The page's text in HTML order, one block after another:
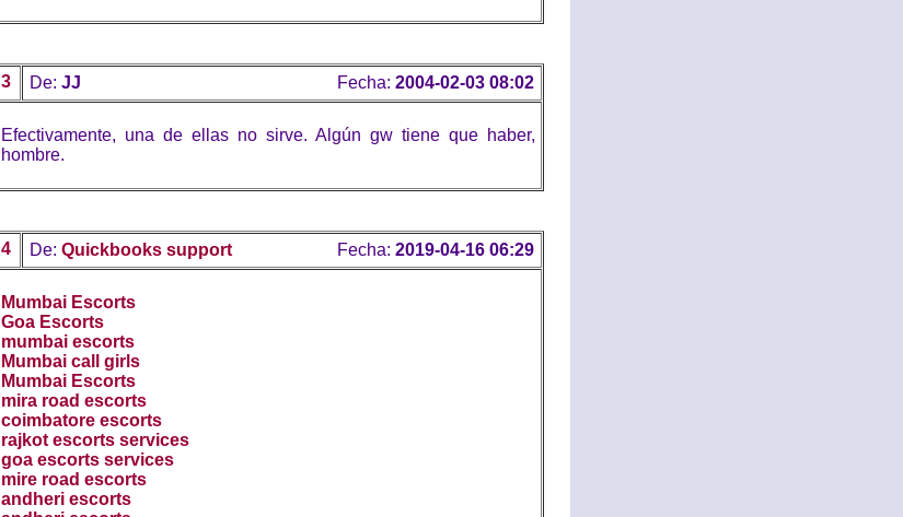
3 De: JJ Fecha: 2004-02-03 08:02
Efectivamente, una de ellas no sirve. Algún gw tiene que haber,
hombre.
4 De: Quickbooks support Fecha: 2019-04-16 06:29
Mumbai Escorts
Goa Escorts
mumbai escorts
Mumbai call girls
Mumbai Escorts
mira road escorts
coimbatore escorts
rajkot escorts services
goa escorts services
mire road escorts
andheri escorts